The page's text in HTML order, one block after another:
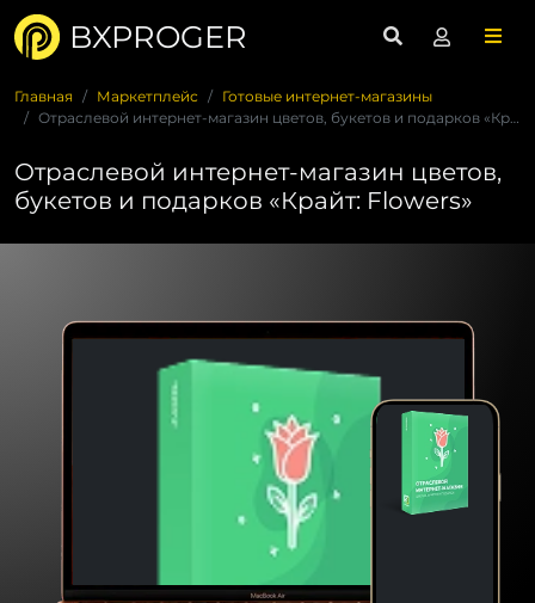
BXPROGER
Главная Маркетплейс
Готовые интернет-магазины
Отраслевой интернет-магазин цветов, букетов и подарков «Край...
Отраслевой интернет-магазин цветов,
букетов и подарков «Крайт: Flowers»